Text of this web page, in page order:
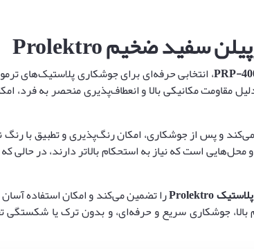
سفید ضخیم
PRP-، انتخابی حرفه‌ای برای جوشکاری پلاستیک‌های
مقاومت مکانیکی بالا و انعطاف‌پذیری منحصر به فرد،
است که نیاز به استحکام بالاتر دارند، در
را تضمین می‌کند و امکان استفاده
بالا، جوشکاری سریع و حرفه‌ای، و بدون ترک یا